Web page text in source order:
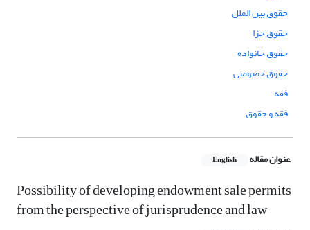
حقوق بین الملل
حقوق جزا
حقوق خانواده
حقوق خصوصی
فقه
فقه و حقوق
عنوان مقاله English
Possibility of developing endowment sale permits
from the perspective of jurisprudence and law